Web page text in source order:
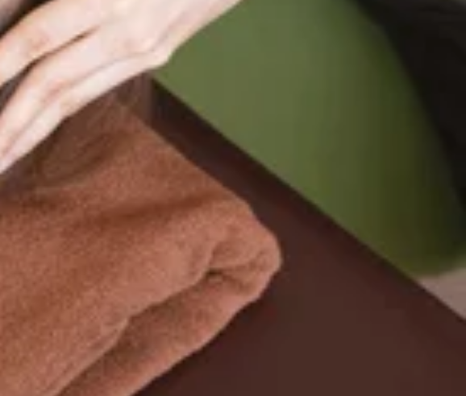
～２０：００ (最終受付１９：２０)ネットで『×』になっていても承れる事が
り、誠にありがとうございます。本日を持ちまして、Re.Ra.Ku戸越銀座店
いくらいです。本当にありがとうございました。また、再開する際には是非
川港南口店、品川プリンスホテル店、溝の口店などなど）に異動しておりま
て！本日、最終日も元気に営業しております。皆様もご来店心よりお待ち申
) 戸越銀座店【営業時間】平日・土日・祝日11:30～21:00 (最終受付20:20)
2-1 1F【アクセス】東急池上線・戸越銀座駅から徒歩3分、都営浅草線・戸
２１：００ (最終受付２０：３０)ネットで『×』になっていても承れる事が
日こんなお天気になりそうですね。 ９/３０までの期間限定爽快ヘッドスパ